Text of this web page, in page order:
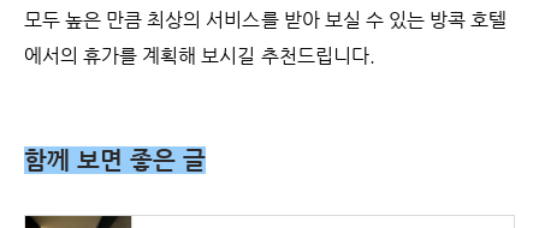
모두 높은 만큼 최상의 서비스를 받아 보실 수 있는 방콕 호텔
에서의 휴가를 계획해 보시길 추천드립니다.
함께 보면 좋은 글